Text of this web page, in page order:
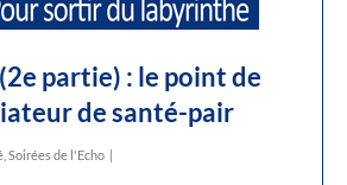
partie) : le point de
de santé-pair
Soirées de l'Echo